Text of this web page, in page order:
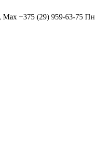
Max +375 (29) 959-63-75